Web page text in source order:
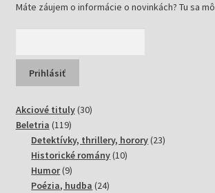
Máte záujem o informácie o novinkách? Tu sa
Akciové tituly 3030
Beletria 119119
produktov
Detektívky, thrillery, horory 2323
Historické romány 1010
Humor 99
produktov
Poézia, hudba 2424